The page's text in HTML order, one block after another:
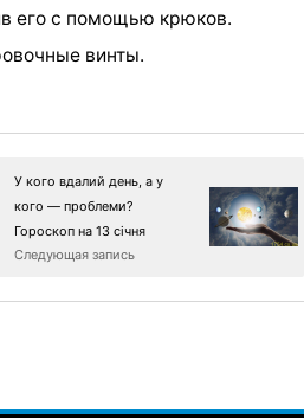
его с помощью крюков.
винты.
У кого вдалий день, а у
кого — проблеми?
Гороскоп на 13 січня
Следующая запись